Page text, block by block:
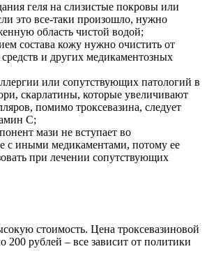
геля на слизистые покровы или
это все-таки произошло, нужно
область чистой водой;
состава кожу нужно очистить от
и других медикаментозных
или сопутствующих патологий в
скарлатины, которые увеличивают
помимо троксевазина, следует
С;
мази не вступает во
с иными медикаментами, потому ее
при лечении сопутствующих
стоимость. Цена троксевазиновой
200 рублей – все зависит от политики